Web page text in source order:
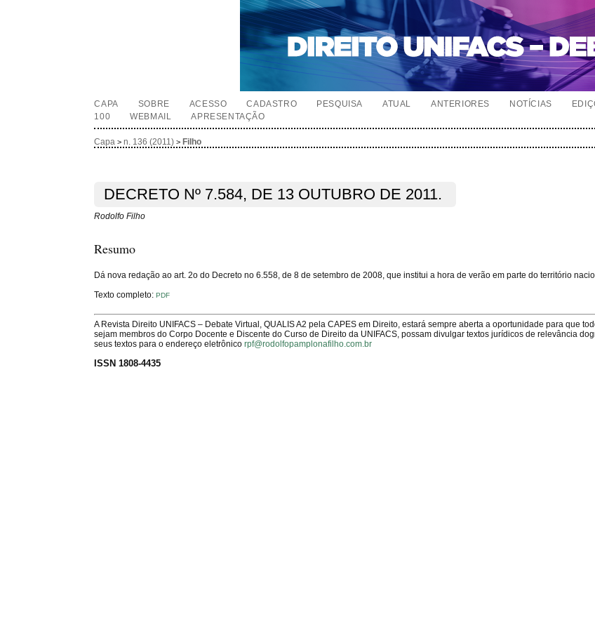
CAPA SOBRE ACESSO CADASTRO PESQUISA ATUAL ANTERIORES NOTÍCIAS
100
WEBMAIL APRESENTAÇÃO
Capa >n. 136 (2011) > Filho
DECRETO Nº 7.584, DE 13 OUTUBRO DE 2011.
Rodolfo Filho
Resumo
Dá nova redação ao art. 2o do Decreto no 6.558, de 8 de setembro de 2008, que institui a hora de verão em parte do território
Texto completo:PDF
A Revista Direito UNIFACS – Debate Virtual, QUALIS A2 pela CAPES em Direito, estará sempre aberta a oportunidade para que
sejam membros do Corpo Docente e Discente do Curso de Direito da UNIFACS, possam divulgar textos jurídicos de relevância
seus textos para o endereço eletrônicorpf@rodolfopamplonafilho.com.br
ISSN 1808-4435